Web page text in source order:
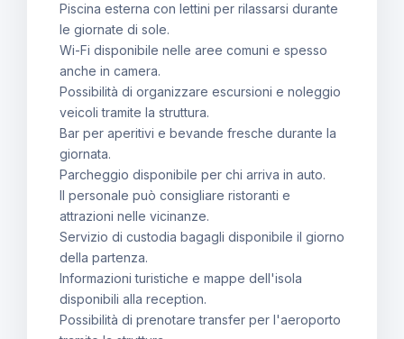
Piscina esterna con lettini per rilassarsi durante
le giornate di sole.
Wi-Fi disponibile nelle aree comuni e spesso
anche in camera.
Possibilità di organizzare escursioni e noleggio
veicoli tramite la struttura.
Bar per aperitivi e bevande fresche durante la
giornata.
Parcheggio disponibile per chi arriva in auto.
Il personale può consigliare ristoranti e
attrazioni nelle vicinanze.
Servizio di custodia bagagli disponibile il giorno
della partenza.
Informazioni turistiche e mappe dell'isola
disponibili alla reception.
Possibilità di prenotare transfer per l'aeroporto